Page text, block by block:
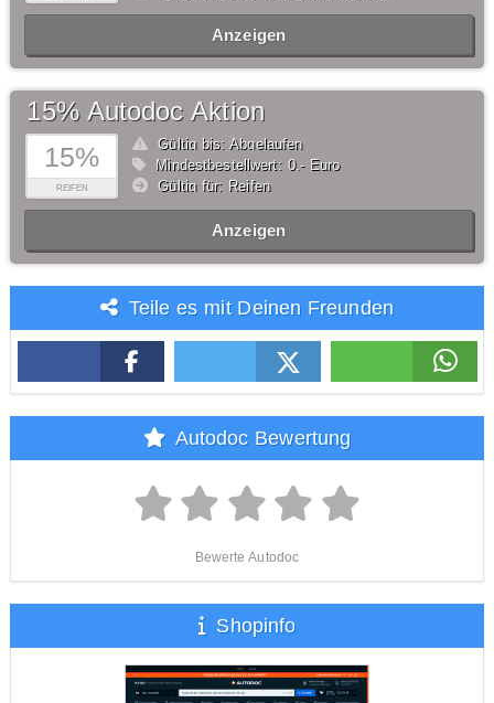
Anzeigen
15%
REIFEN
15% Autodoc Aktion
Gültig bis: Abgelaufen
Mindestbestellwert: 0,- Euro
Gültig für: Reifen
Anzeigen
Teile es mit Deinen Freunden
Autodoc Bewertung
Bewerte Autodoc
Shopinfo